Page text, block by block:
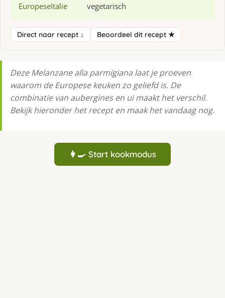
EuropeseItalie vegetarisch
Direct naar recept ↓ Beoordeel dit recept ★
Deze Melanzane alla parmigiana laat je proeven
waarom de Europese keuken zo geliefd is. De
combinatie van aubergines en ui maakt het verschil.
Bekijk hieronder het recept en maak het vandaag nog.
👩‍🍳 Start kookmodus